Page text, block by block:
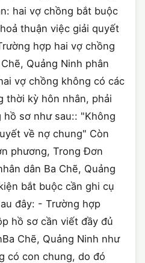
hai vợ chồng bắt buộc
thuận việc giải quyết
hợp hai vợ chồng
Quảng Ninh phân
vợ chồng không có các
thời kỳ hôn nhân, phải
sơ như sau:: "Không
về nợ chung" Còn
phương, Trong Đơn
dân Ba Chẽ, Quảng
bắt buộc cần ghi cụ
đây: - Trường hợp
hồ sơ cần viết đầy đủ
Chẽ, Quảng Ninh như
có con chung, do đó